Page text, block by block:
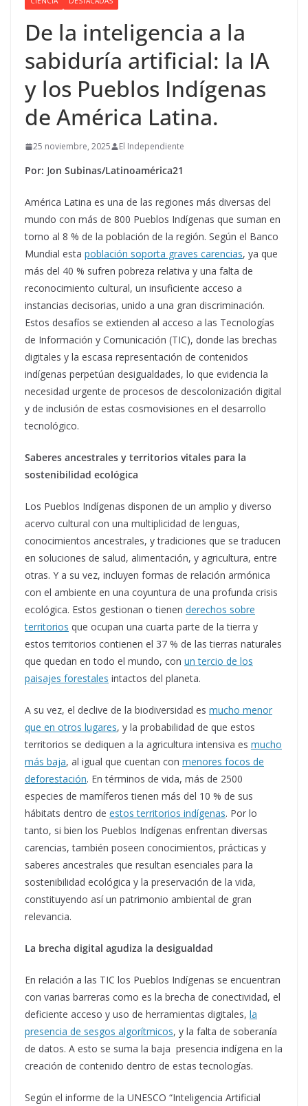
De la inteligencia a la
sabiduría artificial: la IA
y los Pueblos Indígenas
de América Latina.
25 noviembre, 2025 El Independiente
Por: Jon Subinas/Latinoamérica21
América Latina es una de las regiones más diversas del
mundo con más de 800 Pueblos Indígenas que suman en
torno al 8 % de la población de la región. Según el Banco
Mundial esta población soporta graves carencias, ya que
más del 40 % sufren pobreza relativa y una falta de
reconocimiento cultural, un insuficiente acceso a
instancias decisorias, unido a una gran discriminación.
Estos desafíos se extienden al acceso a las Tecnologías
de Información y Comunicación (TIC), donde las brechas
digitales y la escasa representación de contenidos
indígenas perpetúan desigualdades, lo que evidencia la
necesidad urgente de procesos de descolonización digital
y de inclusión de estas cosmovisiones en el desarrollo
tecnológico.
Saberes ancestrales y territorios vitales para la
sostenibilidad ecológica
Los Pueblos Indígenas disponen de un amplio y diverso
acer­vo cultural con una multiplicidad de lenguas,
conocimientos ancestrales, y tradiciones que se traducen
en soluciones de salud, alimentación, y agricultura, entre
otras. Y a su vez, incluyen formas de relación armónica
con el ambiente en una coyuntura de una profunda crisis
ecológica. Estos gestionan o tienen derechos sobre
territorios que ocupan una cuarta parte de la tierra y
estos territorios contienen el 37 % de las tierras naturales
que quedan en todo el mundo, con un tercio de los
paisajes forestales intactos del planeta.
A su vez, el declive de la biodiversidad es mucho menor
que en otros lugares, y la probabilidad de que estos
territorios se dediquen a la agricultura intensiva es mucho
más baja, al igual que cuentan con menores focos de
defores­tación. En términos de vida, más de 2500
especies de mamíferos tienen más del 10 % de sus
hábitats dentro de estos territorios indígenas. Por lo
tanto, si bien los Pueblos Indígenas enfrentan diversas
carencias, también poseen conocimientos, prácticas y
saberes ancestrales que resultan esenciales para la
sostenibilidad ecológica y la preservación de la vida,
constituyendo así un patrimonio ambiental de gran
relevancia.
La brecha digital agudiza la desigualdad
En relación a las TIC los Pueblos Indíge­nas se encuentran
con varias barreras como es la brecha de conectividad, el
deficiente acceso y uso de herramientas digitales, la
presencia de sesgos algorítmicos, y la falta de soberanía
de datos. A esto se suma la baja presencia indígena en la
creación de contenido dentro de estas tecnologías.
Según el informe de la UNESCO “Inteligencia Artificial